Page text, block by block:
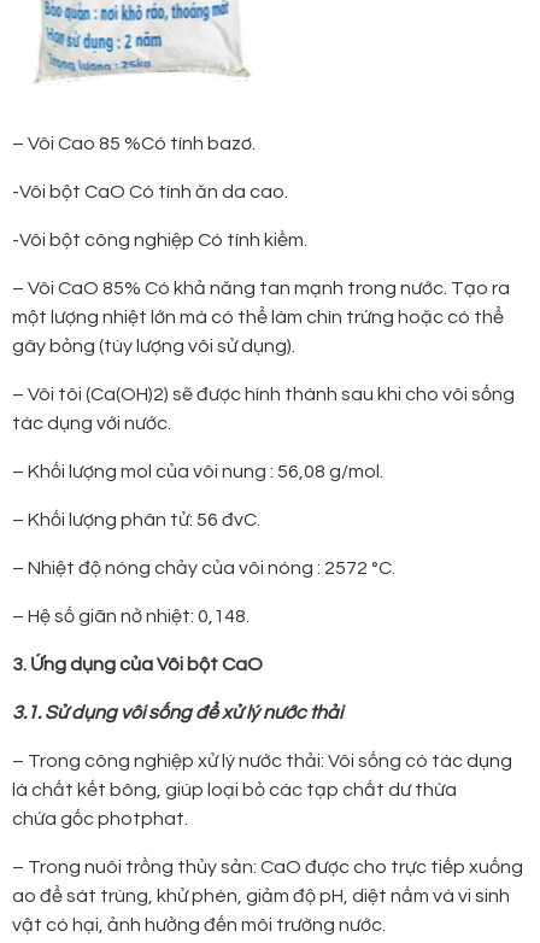
– Vôi Cao 85 %Có tính bazơ.
-Vôi bột CaO Có tính ăn da cao.
-Vôi bột công nghiệp Có tính kiềm.
– Vôi CaO 85% Có khả năng tan mạnh trong nước. Tạo ra
một lượng nhiệt lớn mà có thể làm chín trứng hoặc có thể
gây bỏng (tùy lượng vôi sử dụng).
– Vôi tôi (Ca(OH)2) sẽ được hình thành sau khi cho vôi sống
tác dụng với nước.
– Khối lượng mol của vôi nung : 56,08 g/mol.
– Khối lượng phân tử: 56 đvC.
– Nhiệt độ nóng chảy của vôi nóng : 2572 °C.
– Hệ số giãn nở nhiệt: 0,148.
3. Ứng dụng của Vôi bột CaO
3.1. Sử dụng vôi sống để xử lý nước thải
– Trong công nghiệp xử lý nước thải: Vôi sống có tác dụng
là chất kết bông, giúp loại bỏ các tạp chất dư thừa
chứa gốc photphat.
– Trong nuôi trồng thủy sản: CaO được cho trực tiếp xuống
ao để sát trùng, khử phèn, giảm độ pH, diệt nấm và vi sinh
vật có hại, ảnh hưởng đến môi trường nước.